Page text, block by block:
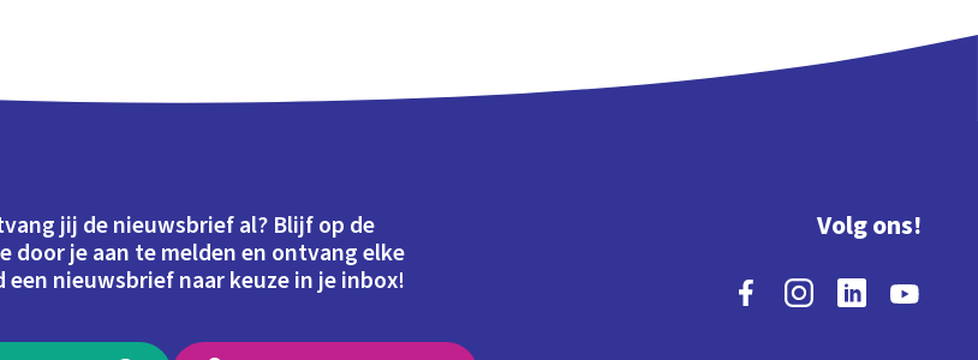
jij de nieuwsbrief al? Blijf op de
door je aan te melden en ontvang elke
een nieuwsbrief naar keuze in je inbox!
Volg ons!